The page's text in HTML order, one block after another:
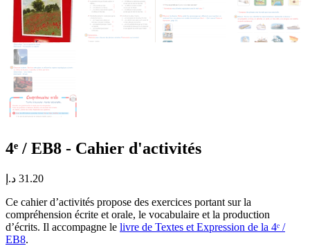
4ᵉ / EB8 - Cahier d'activités
31.20 د.إ
Ce cahier d’activités propose des exercices portant sur la
compréhension écrite et orale, le vocabulaire et la production
d’écrits. Il accompagne le livre de Textes et Expression de la 4ᵉ /
EB8.